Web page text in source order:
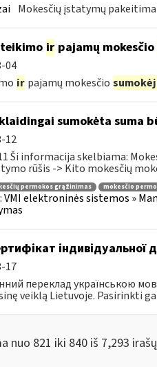
Mokesčių įstatymų
irpajamų mokesčio
04
ir pajamų mokesčio
sumokėta suma
12
Ši informacija skelbiama:
rūšis -> Kito mokesčių
permokos grąžinimas mokesčio
VMI elektroninės sistemos »
індивідуальної
17
переклад українською
veiklą Lietuvoje. Pasirinkti
nuo 821 iki 840 iš 7,293